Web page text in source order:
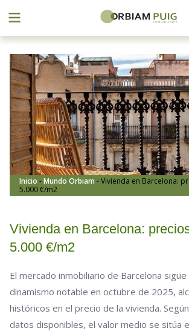
Saltar
contenido
Menu
Inicio -Mundo Orbiam -Vivienda en Barcelona:
5.000 €/m2
Vivienda en Barcelona:
5.000 €/m2
El mercado inmobiliario de Barcelona
dinamismo notable en octubre de 2025,
históricos en el precio de la vivienda.
datos disponibles, el valor medio se sitúa